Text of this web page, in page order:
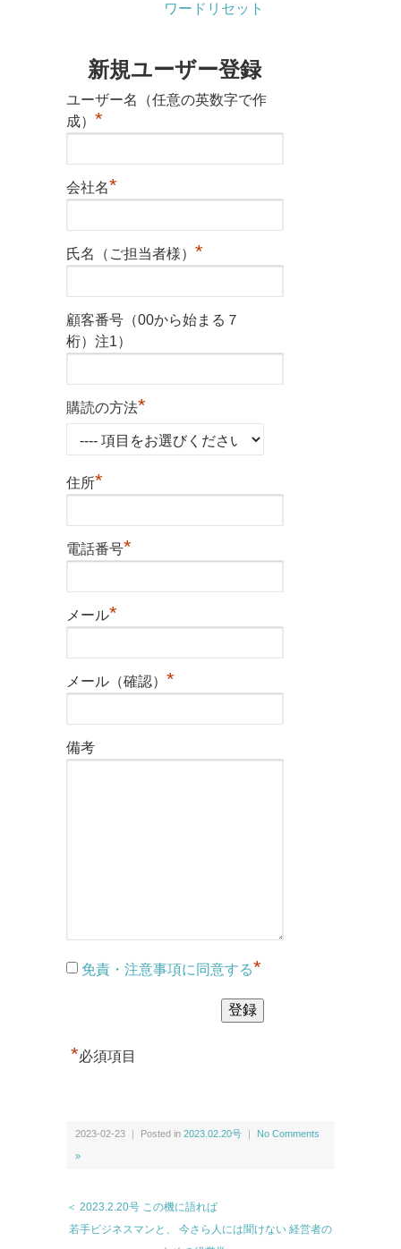
ワードリセット
新規ユーザー登録
ユーザー名（任意の英数字で作
成） *
会社名*
氏名（ご担当者様） *
顧客番号（00から始まる７
桁）注1）
購読の方法*
住所*
電話番号*
メール*
メール（確認） *
備考
免責・注意事項に同意する*
*必須項目
2023-02-23 ｜ Posted in 2023.02.20号 No Comments
»
＜ 2023.2.20号 この機に語れば
若手ビジネスマンと、 今さら人には聞けない 経営者の